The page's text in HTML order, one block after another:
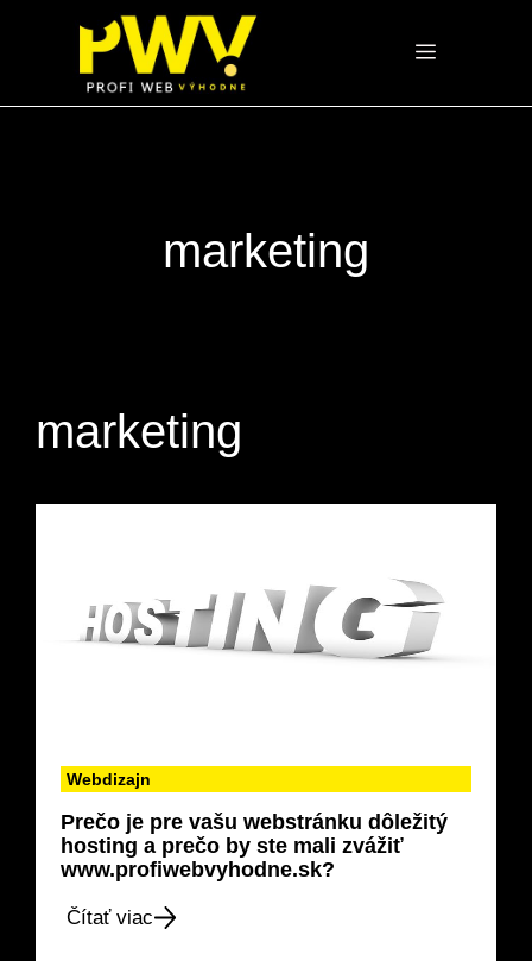
Menu
marketing
marketing
Webdizajn
Prečo je pre vašu webstránku dôležitý
hosting a prečo by ste mali zvážiť
www.profiwebvyhodne.sk?
Čítať viac